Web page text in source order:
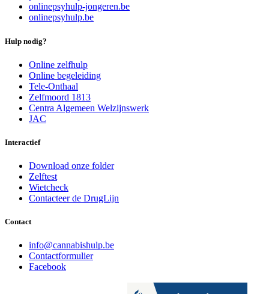
onlinepsyhulp-jongeren.be
onlinepsyhulp.be
Hulp nodig?
Online zelfhulp
Online begeleiding
Tele-Onthaal
Zelfmoord 1813
Centra Algemeen Welzijnswerk
JAC
Interactief
Download onze folder
Zelftest
Wietcheck
Contacteer de DrugLijn
Contact
info@cannabishulp.be
Contactformulier
Facebook